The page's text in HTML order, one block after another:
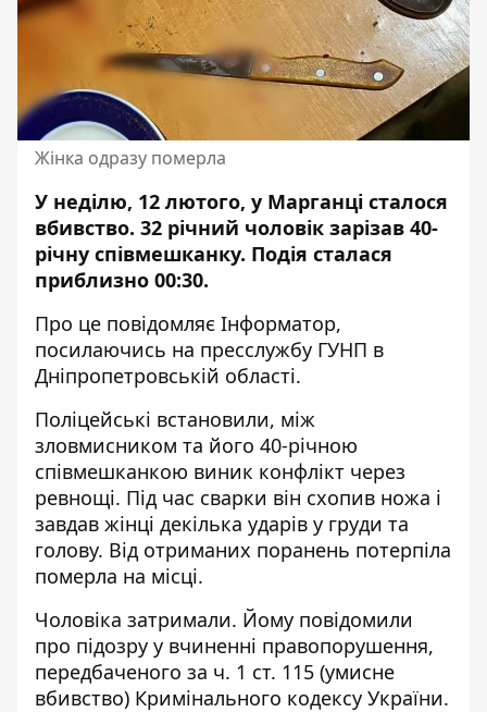
Жінка одразу померла
У неділю, 12 лютого, у Марганці сталося
вбивство. 32 річний чоловік зарізав 40-
річну співмешканку. Подія сталася
приблизно 00:30.
Про це повідомляє Інформатор,
посилаючись на пресслужбу ГУНП в
Дніпропетровській області.
Поліцейські встановили, між
зловмисником та його 40-річною
співмешканкою виник конфлікт через
ревнощі. Під час сварки він схопив ножа і
завдав жінці декілька ударів у груди та
голову. Від отриманих поранень потерпіла
померла на місці.
Чоловіка затримали. Йому повідомили
про підозру у вчиненні правопорушення,
передбаченого за ч. 1 ст. 115 (умисне
вбивство) Кримінального кодексу України.